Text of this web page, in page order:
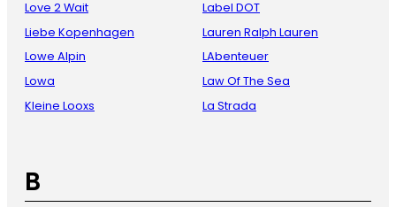
Love 2 Wait
Liebe Kopenhagen
Lowe Alpin
Lowa
Kleine Looxs
Label DOT
Lauren Ralph Lauren
LAbenteuer
Law Of The Sea
La Strada
B